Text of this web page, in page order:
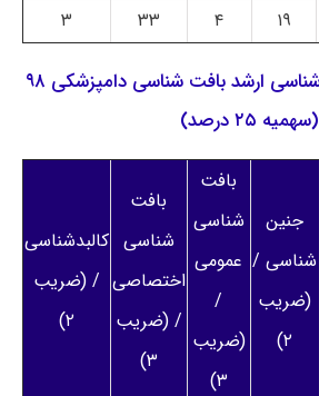
۱۹ ۴ ۳۳ ۳
نمونه کارنامه های کارشناسی ارشد بافت شناسی دامپزشکی ۹۸
(سهمیه ۲۵ درصد)
جنین
شناسی /
(ضریب
۲)
بافت
شناسی
عمومی
/
(ضریب
۳)
بافت
شناسی
اختصاصی
/ (ضریب
۳)
کالبدشناسی
/ (ضریب
۲)